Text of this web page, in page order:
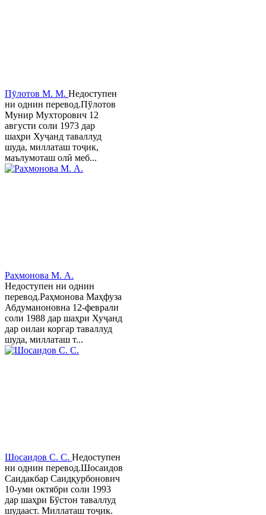
Пӯлотов М. М. Недоступен
ни однин перевод.Пўлотов
Мунир Мухторович 12
августи соли 1973 дар
шаҳри Хуҷанд таваллуд
шуда, миллаташ тоҷик,
маълумоташ олӣ меб...
Раҳмонова М. А.
Недоступен ни однин
перевод.Раҳмонова Маҳфуза
Абдуманоновна 12-феврали
соли 1988 дар шаҳри Хуҷанд
дар оилаи коргар таваллуд
шуда, миллаташ т...
Шосаидов С. С. Недоступен
ни однин перевод.Шосаидов
Саидакбар Саидқурбонович
10-уми октябри соли 1993
дар шаҳри Бўстон таваллуд
шудааст. Миллаташ тоҷик.